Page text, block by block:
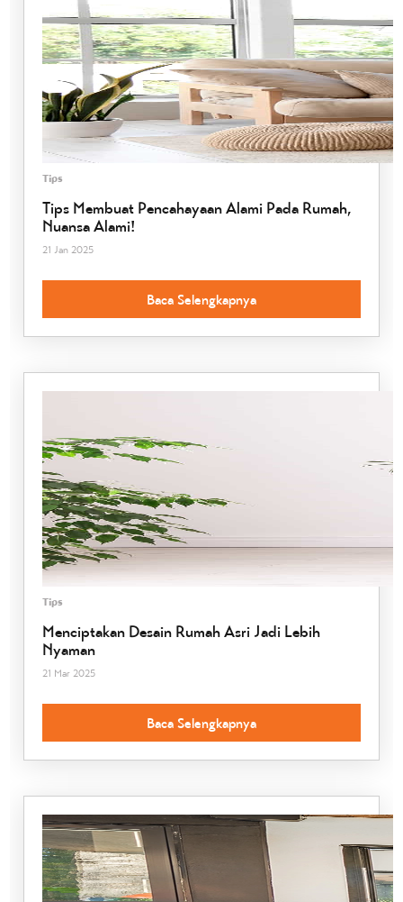
Tips
Tips Membuat Pencahayaan Alami Pada Rumah,
Nuansa Alami!
21 Jan 2025
Baca Selengkapnya
Tips
Menciptakan Desain Rumah Asri Jadi Lebih
Nyaman
21 Mar 2025
Baca Selengkapnya